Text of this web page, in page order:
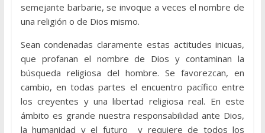
semejante barbarie, se invoque a veces el nombre de
una religión o de Dios mismo.
Sean condenadas claramente estas actitudes inicuas,
que profanan el nombre de Dios y contaminan la
búsqueda religiosa del hombre. Se favorezcan, en
cambio, en todas partes el encuentro pacífico entre
los creyentes y una libertad religiosa real. En este
ámbito es grande nuestra responsabilidad ante Dios,
la humanidad y el futuro y requiere de todos los